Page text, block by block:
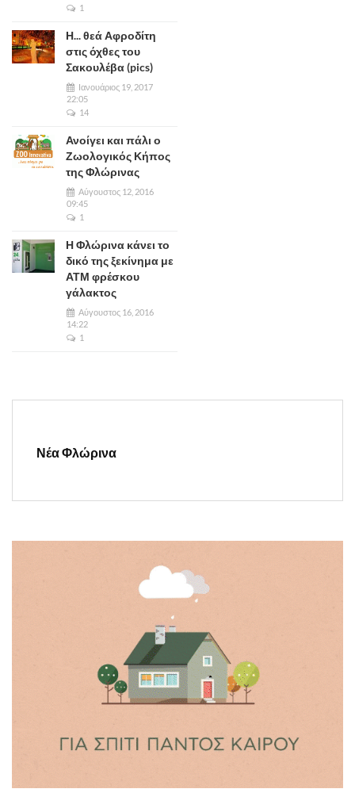
1
Η... θεά Αφροδίτη
στις όχθες του
Σακουλέβα (pics)
Ιανουάριος 19, 2017
22:05
14
Ανοίγει και πάλι ο
Ζωολογικός Κήπος
της Φλώρινας
Αύγουστος 12, 2016
09:45
1
Η Φλώρινα κάνει το
δικό της ξεκίνημα με
ΑΤΜ φρέσκου
γάλακτος
Αύγουστος 16, 2016
14:22
1
Νέα Φλώρινα